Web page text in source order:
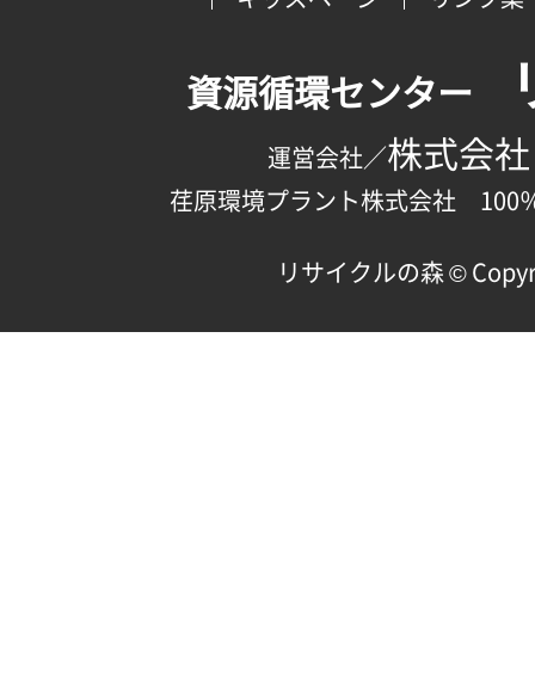
資源循環センター
運営会社／株式会
荏原環境プラント株式会社 100
リサイクルの森 ©